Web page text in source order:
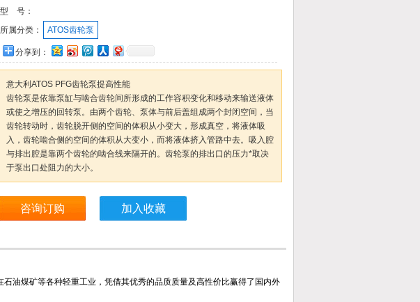
型 号：
所属分类：
ATOS齿轮泵
分享到：
意大利ATOS PFG齿轮泵提高性能
齿轮泵是依靠泵缸与啮合齿轮间所形成的工作容积变化和移动来输送液体
或使之增压的回转泵。由两个齿轮、泵体与前后盖组成两个封闭空间，当
齿轮转动时，齿轮脱开侧的空间的体积从小变大，形成真空，将液体吸
入，齿轮啮合侧的空间的体积从大变小，而将液体挤入管路中去。吸入腔
与排出腔是靠两个齿轮的啮合线来隔开的。齿轮泵的排出口的压力*取决
于泵出口处阻力的大小。
咨询订购 加入收藏
油煤矿等各种轻重工业，凭借其优秀的品质质量及高性价比赢得了国内外